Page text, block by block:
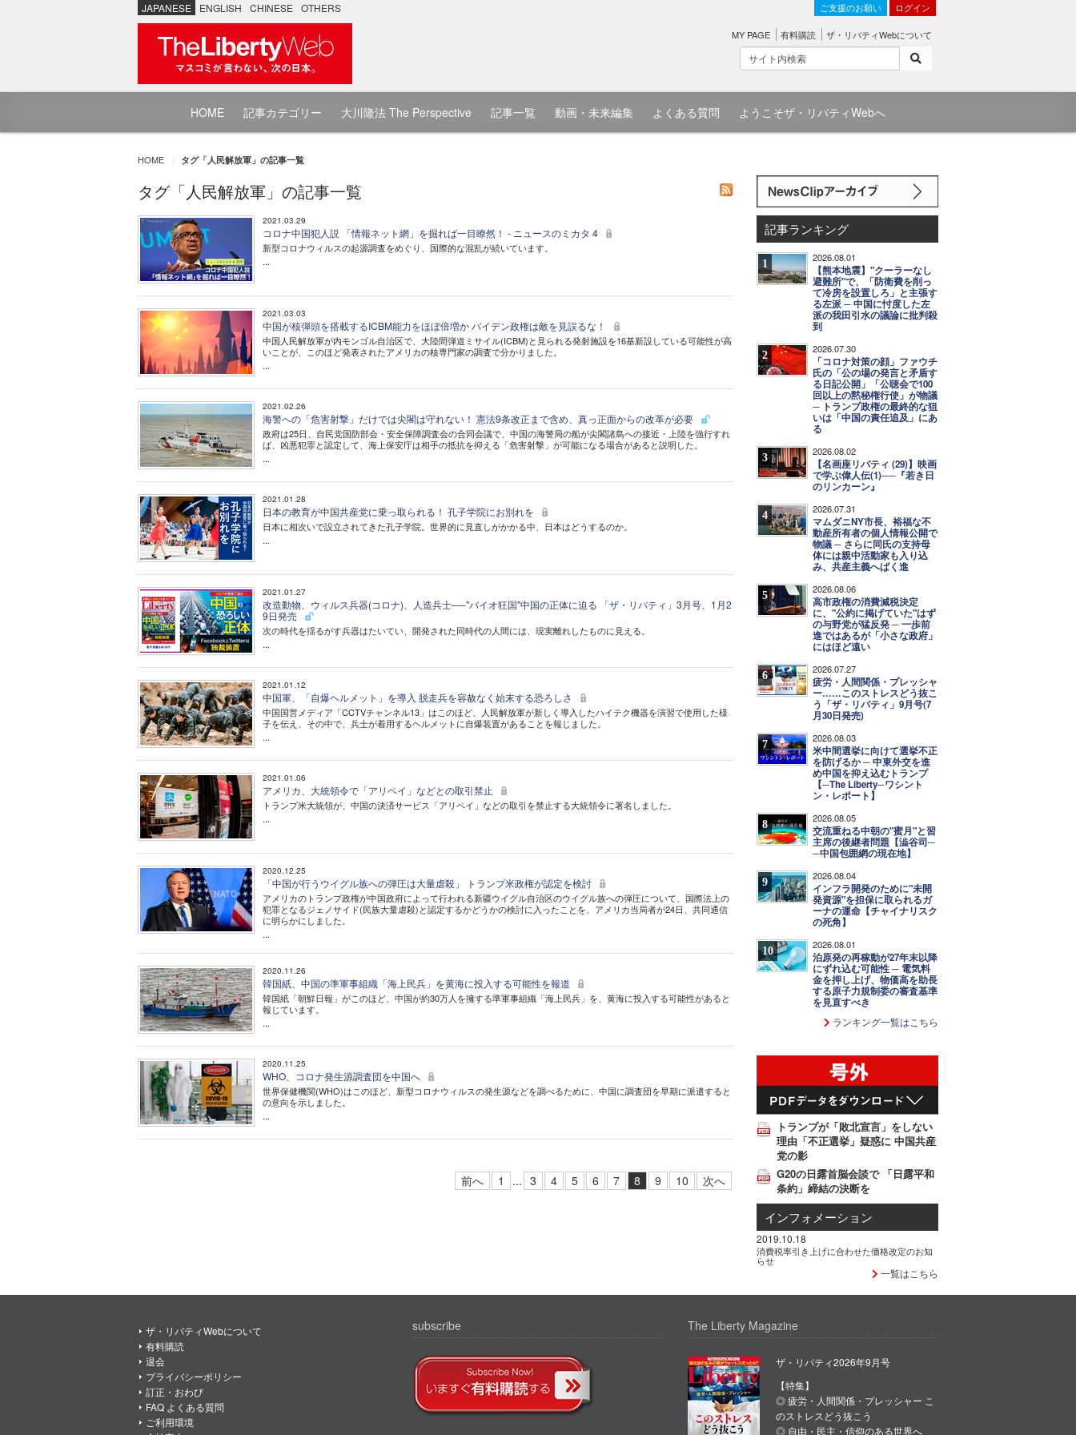
JAPANESE ENGLISH CHINESE OTHERS ご支援のお願い ログイン
MY PAGE 有料購読 ザ・リバティWebについて
HOME 記事カテゴリー 大川隆法 The Perspective 記事一覧 動画・未来編集 よくある質問 ようこそザ・リバティWebへ
HOME タグ「人民解放軍」の記事一覧
タグ「人民解放軍」の記事一覧
2021.03.29
コロナ中国犯人説 「情報ネット網」を掘れば一目瞭然！ - ニュースのミカタ 4
新型コロナウィルスの起源調査をめぐり、国際的な混乱が続いています。
...
2021.03.03
中国が核弾頭を搭載するICBM能力をほぼ倍増か バイデン政権は敵を見誤るな！
中国人民解放軍が内モンゴル自治区で、大陸間弾道ミサイル(ICBM)と見られる発射施設を16基新設している可能性が高
いことが、このほど発表されたアメリカの核専門家の調査で分かりました。
...
2021.02.26
海警への「危害射撃」だけでは尖閣は守れない！ 憲法9条改正まで含め、真っ正面からの改革が必要
政府は25日、自民党国防部会・安全保障調査会の合同会議で、中国の海警局の船が尖閣諸島への接近・上陸を強行すれ
ば、凶悪犯罪と認定して、海上保安庁は相手の抵抗を抑える「危害射撃」が可能になる場合があると説明した。
...
2021.01.28
日本の教育が中国共産党に乗っ取られる！ 孔子学院にお別れを
日本に相次いで設立されてきた孔子学院。世界的に見直しがかかる中、日本はどうするのか。
...
2021.01.27
改造動物、ウィルス兵器(コロナ)、人造兵士──"バイオ狂国"中国の正体に迫る 「ザ・リバティ」3月号、1月2
9日発売
次の時代を揺るがす兵器はたいてい、開発された同時代の人間には、現実離れしたものに見える。
...
2021.01.12
中国軍、「自爆ヘルメット」を導入 脱走兵を容赦なく始末する恐ろしさ
中国国営メディア「CCTVチャンネル13」はこのほど、人民解放軍が新しく導入したハイテク機器を演習で使用した様
子を伝え、その中で、兵士が着用するヘルメットに自爆装置があることを報じました。
...
2021.01.06
アメリカ、大統領令で「アリペイ」などとの取引禁止
トランプ米大統領が、中国の決済サービス「アリペイ」などの取引を禁止する大統領令に署名しました。
...
2020.12.25
「中国が行うウイグル族への弾圧は大量虐殺」 トランプ米政権が認定を検討
アメリカのトランプ政権が中国政府によって行われる新疆ウイグル自治区のウイグル族への弾圧について、国際法上の
犯罪となるジェノサイド(民族大量虐殺)と認定するかどうかの検討に入ったことを、アメリカ当局者が24日、共同通信
に明らかにしました。
...
2020.11.26
韓国紙、中国の準軍事組織「海上民兵」を黄海に投入する可能性を報道
韓国紙「朝鮮日報」がこのほど、中国が約30万人を擁する準軍事組織「海上民兵」を、黄海に投入する可能性があると
報じています。
...
2020.11.25
WHO、コロナ発生源調査団を中国へ
世界保健機関(WHO)はこのほど、新型コロナウィルスの発生源などを調べるために、中国に調査団を早期に派遣すると
の意向を示しました。
...
前へ 1 ... 3 4 5 6 7 8 9 10 次へ
記事ランキング
1 2026.08.01
【熊本地震】"クーラーなし
避難所"で、「防衛費を削っ
て冷房を設置しろ」と主張す
る左派 ─ 中国に忖度した左
派の我田引水の議論に批判殺
到
2 2026.07.30
「コロナ対策の顔」ファウチ
氏の「公の場の発言と矛盾す
る日記公開」「公聴会で100
回以上の黙秘権行使」が物議
─ トランプ政権の最終的な狙
いは「中国の責任追及」にあ
る
3 2026.08.02
【名画座リバティ (29)】映画
で学ぶ偉人伝(1)──『若き日
のリンカーン』
4 2026.07.31
マムダニNY市長、裕福な不
動産所有者の個人情報公開で
物議 ─ さらに同氏の支持母
体には親中活動家も入り込
み、共産主義へばく進
5 2026.08.06
高市政権の消費減税決定
に、"公約に掲げていた"はず
の与野党が猛反発 ─ 一歩前
進ではあるが「小さな政府」
にはほど遠い
6 2026.07.27
疲労・人間関係・プレッシャ
ー……このストレスどう抜こ
う「ザ・リバティ」9月号(7
月30日発売)
7 2026.08.03
米中間選挙に向けて選挙不正
を防げるか ─ 中東外交を進
め中国を抑え込むトランプ
【─The Liberty─ワシント
ン・レポート】
8 2026.08.05
交流重ねる中朝の"蜜月"と習
主席の後継者問題【澁谷司─
─中国包囲網の現在地】
9 2026.08.04
インフラ開発のために"未開
発資源"を担保に取られるガ
ーナの運命【チャイナリスク
の死角】
10 2026.08.01
泊原発の再稼動が27年末以降
にずれ込む可能性 ─ 電気料
金を押し上げ、物価高を助長
する原子力規制委の審査基準
を見直すべき
ランキング一覧はこちら
トランプが「敗北宣言」をしない
理由「不正選挙」疑惑に 中国共産
党の影
G20の日露首脳会談で 「日露平和
条約」締結の決断を
インフォメーション
2019.10.18
消費税率引き上げに合わせた価格改定のお知
らせ
一覧はこちら
ザ・リバティWebについて
有料購読
退会
プライバシーポリシー
訂正・おわび
FAQ よくある質問
ご利用環境
subscribe The Liberty Magazine
ザ・リバティ2026年9月号
【特集】
◎ 疲労・人間関係・プレッシャー こ
のストレスどう抜こう
◎ 自由・民主・信仰のある世界へ